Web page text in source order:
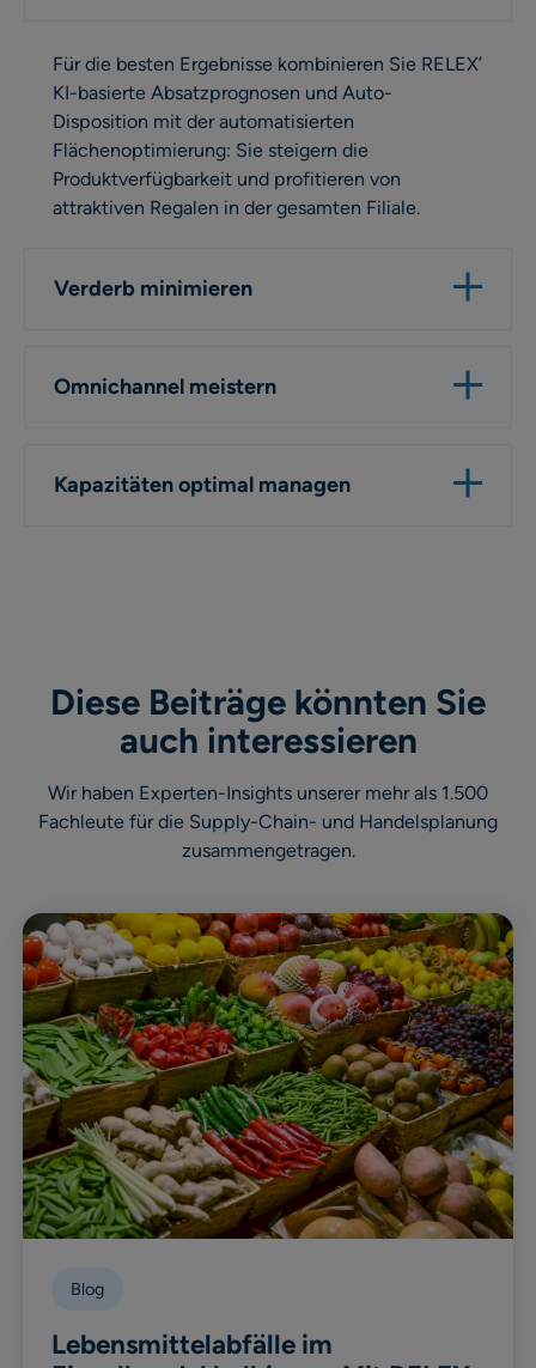
Für die besten Ergebnisse kombinieren Sie RELEX’
KI-basierte Absatzprognosen und Auto-
Disposition mit der automatisierten
Flächenoptimierung: Sie steigern die
Produktverfügbarkeit und profitieren von
attraktiven Regalen in der gesamten Filiale.
Verderb minimieren
Omnichannel meistern
Kapazitäten optimal managen
Diese Beiträge könnten Sie
auch interessieren
Wir haben Experten-Insights unserer mehr als 1.500
Fachleute für die Supply-Chain- und Handelsplanung
zusammengetragen.
Blog
Lebensmittelabfälle im